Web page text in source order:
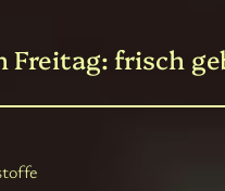
Freitag: frisch